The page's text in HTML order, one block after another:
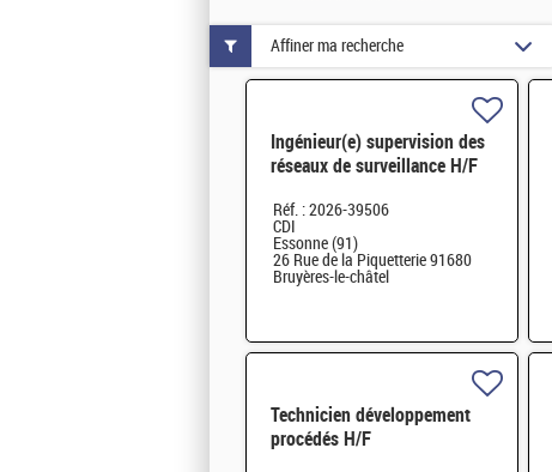
Ingénieur(e) supervision des
réseaux de surveillance H/F
Réf. : 2026-39506
CDI
Essonne (91)
26 Rue de la Piquetterie 91680
Bruyères-le-châtel
Technicien développement
procédés H/F
Affiner ma recherche